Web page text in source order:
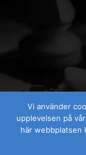
Vi använder
upplevelsen på
här webbplatsen